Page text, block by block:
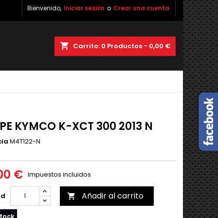
Bienvenido, Iniciar sesión o Crear una cuenta
shopping_cart Carrito: 0 Productos - 0,00 €
KYMCO K-XCT 300 2013 N
M4T122-N
€ Impuestos incluidos
 Añadir al carrito